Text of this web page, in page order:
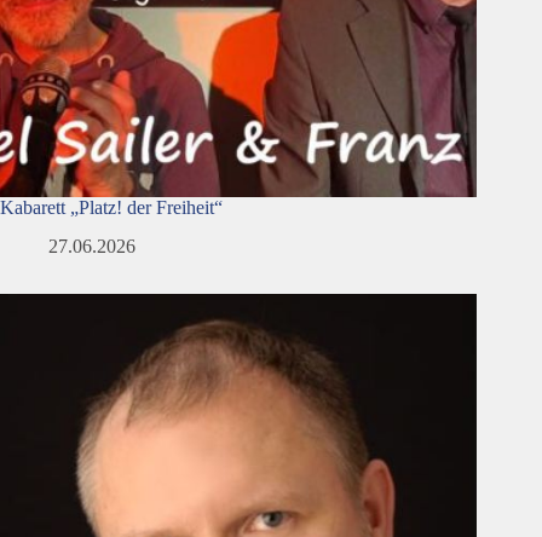
Kabarett „Platz! der Freiheit“
27.06.2026